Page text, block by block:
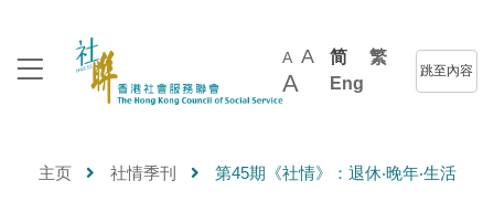
A A
A
简
繁
Eng
跳至內容
主页 社情季刊 第45期《社情》：退休‧晚年‧生活